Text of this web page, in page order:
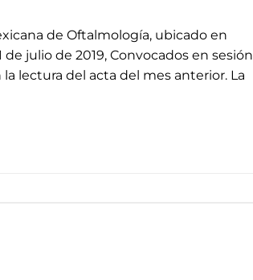
de Oftalmología, ubicado en
julio de 2019, Convocados en sesión
lectura del acta del mes anterior. La